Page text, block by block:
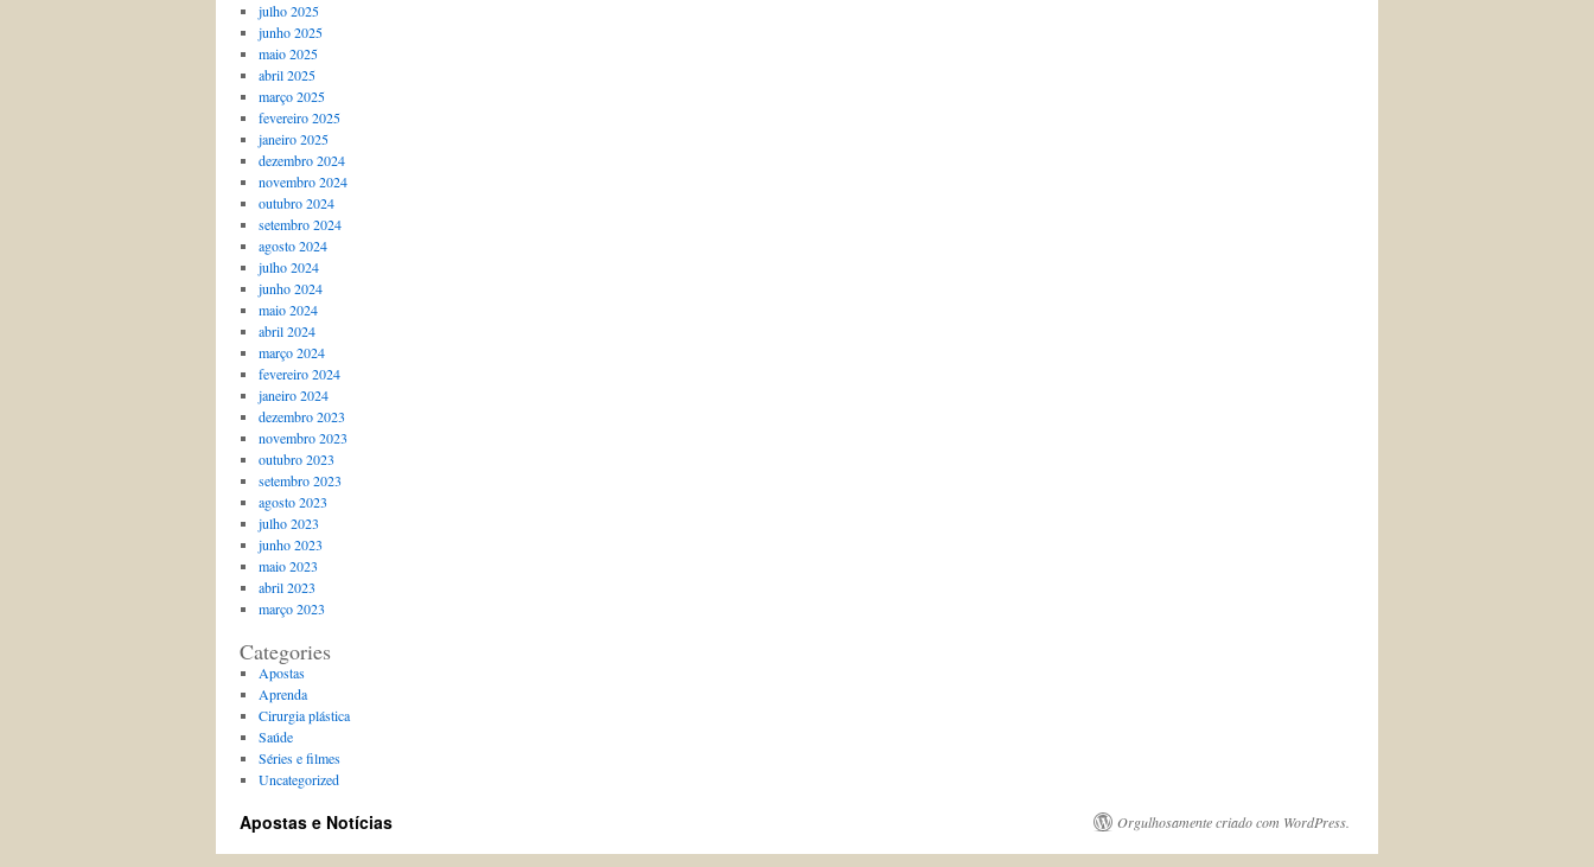
julho 2025
junho 2025
maio 2025
abril 2025
março 2025
fevereiro 2025
janeiro 2025
dezembro 2024
novembro 2024
outubro 2024
setembro 2024
agosto 2024
julho 2024
junho 2024
maio 2024
abril 2024
março 2024
fevereiro 2024
janeiro 2024
dezembro 2023
novembro 2023
outubro 2023
setembro 2023
agosto 2023
julho 2023
junho 2023
maio 2023
abril 2023
março 2023
Categories
Apostas
Aprenda
Cirurgia plástica
Saúde
Séries e filmes
Uncategorized
Apostas e Notícias Orgulhosamente criado com WordPress.